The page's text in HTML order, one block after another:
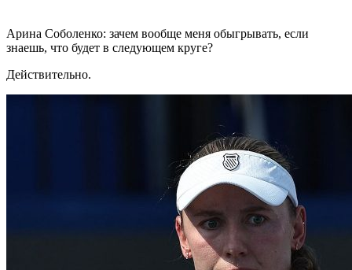
Арина Соболенко: зачем вообще меня обыгрывать, если
знаешь, что будет в следующем круге?
Действительно.